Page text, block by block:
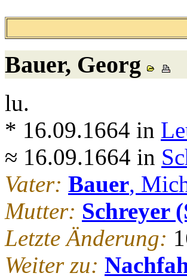
Bauer, Georg
lu.
* 16.09.1664 in
≈ 16.09.1664 in
Vater: Bauer,
Mutter: Schreyer
Letzte Änderung:
Weiter zu: